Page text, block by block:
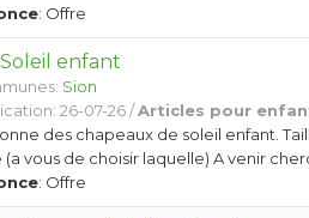
: Offre
enfant
Sion
26-07-26 /Articles pour
des chapeaux de soleil enfant.
vous de choisir laquelle) A venir
: Offre